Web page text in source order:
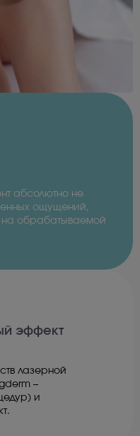
абсолютно не
ощущений,
на обрабатываемой
эффект
лазерной
–
и